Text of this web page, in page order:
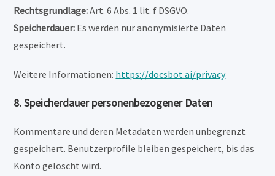
Rechtsgrundlage:Art. 6 Abs. 1 lit. f DSGVO.
Speicherdauer: Es werden nur anonymisierte Daten
gespeichert.
Weitere Informationen: https://docsbot.ai/privacy
8. Speicherdauer personenbezogener Daten
Kommentare und deren Metadaten werden unbegrenzt
gespeichert. Benutzerprofile bleiben gespeichert, bis das
Konto gelöscht wird.